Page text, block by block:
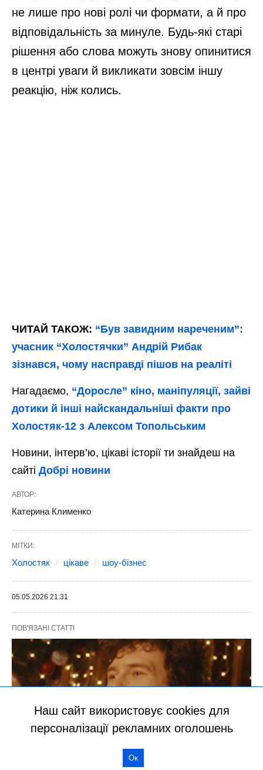
Наш сайт використовує cookies для
персоналізації рекламних оголошень
Ок